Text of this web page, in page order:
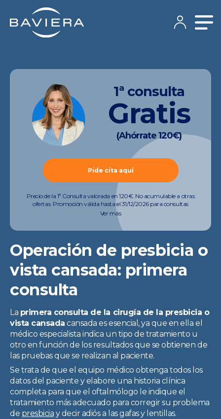
1ª consulta
Gratis
(Ahórrate 120€)
Pide cita aquí
Precio de la 1ª Consulta valorada en 120€. No acumulable a otras
ofertas. Promoción válida hasta el 31/12/2026 para consultas
preoperatorias de miopía, hipermetropía, astigmatismo, presbicia y
cataratas (quedan excluidas consultas de otras especialidades).
Pruebas incluidas. Promoción válida salvo errores tipográficos u
Registro sanitario NRS CS2046.
Ver más
Operación de presbicia o
vista cansada: primera
consulta
La primera consulta de la cirugía de la presbicia o
vista cansada cansada es esencial, ya que en ella el
médico especialista indica un tipo de tratamiento u
otro en función de los resultados que se obtienen de
las pruebas que se realizan al paciente.
Se trata de que el equipo médico obtenga todos los
datos del paciente y elabore una historia clínica
completa para que el oftalmólogo le indique el
tratamiento más adecuado para corregir su problema
de presbicia y decir adiós a las gafas y lentillas.